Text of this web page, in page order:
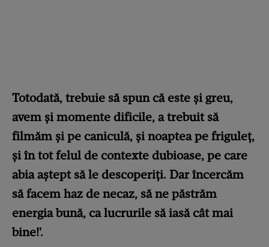
Totodată, trebuie să spun că este şi greu,
avem şi momente dificile, a trebuit să
filmăm şi pe caniculă, şi noaptea pe friguleţ,
şi în tot felul de contexte dubioase, pe care
abia aştept să le descoperiţi. Dar încercăm
să facem haz de necaz, să ne păstrăm
energia bună, ca lucrurile să iasă cât mai
bine!'.